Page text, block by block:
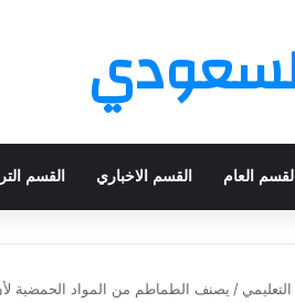
القسم العام القسم الاخباري القسم
/ يصنف الطماطم من المواد الحمضية لأن